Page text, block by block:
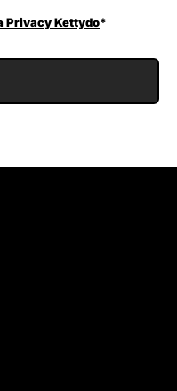
Privacy Kettydo*